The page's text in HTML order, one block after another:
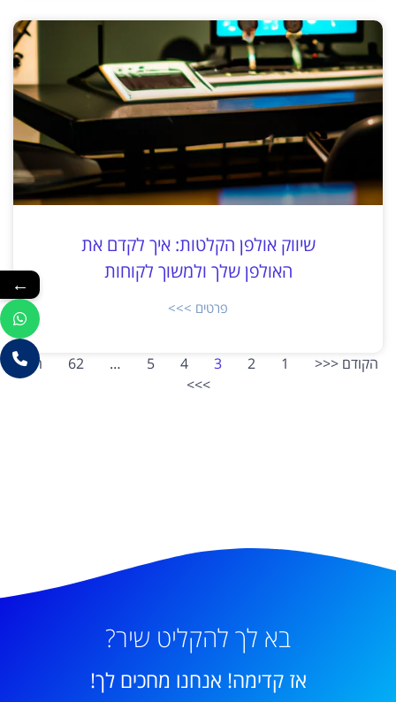
שיווק אולפן הקלטות: איך לקדם את
האולפן שלך ולמשוך לקוחות
פרטים >>>
הקודם <<< 1
2
3
4
5
…
62
הבא
>>>
בא לך להקליט שיר?
אז קדימה! אנחנו מחכים לך!
←